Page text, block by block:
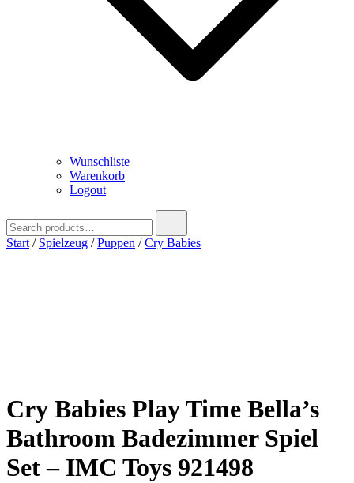
Wunschliste
Warenkorb
Logout
for:
Start / Spielzeug /Puppen /Cry Babies
Cry Babies Play Time Bella’s
Bathroom Badezimmer Spiel
Set – IMC Toys 921498